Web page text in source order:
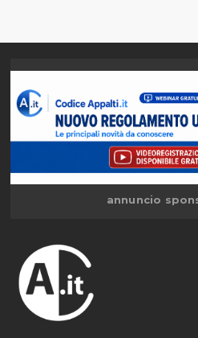
annuncio